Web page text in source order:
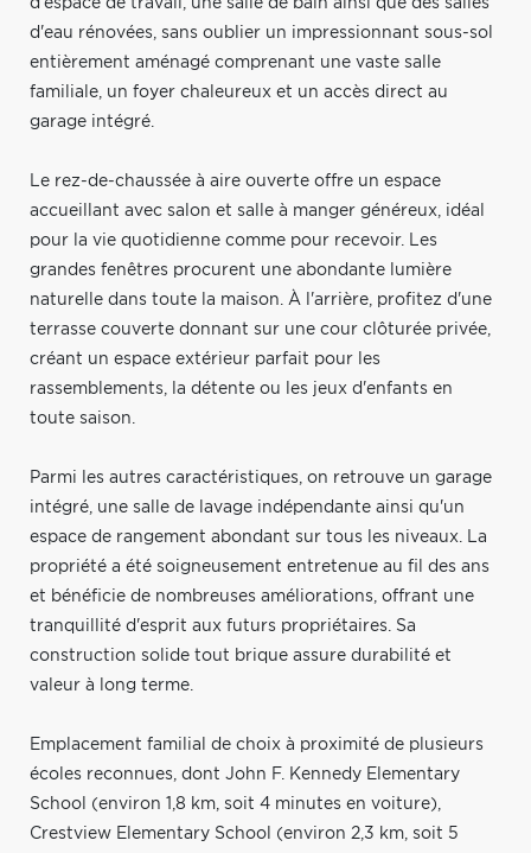
d'espace de travail, une salle de bain ainsi que des salles
d'eau rénovées, sans oublier un impressionnant sous-sol
entièrement aménagé comprenant une vaste salle
familiale, un foyer chaleureux et un accès direct au
garage intégré.
Le rez-de-chaussée à aire ouverte offre un espace
accueillant avec salon et salle à manger généreux, idéal
pour la vie quotidienne comme pour recevoir. Les
grandes fenêtres procurent une abondante lumière
naturelle dans toute la maison. À l'arrière, profitez d'une
terrasse couverte donnant sur une cour clôturée privée,
créant un espace extérieur parfait pour les
rassemblements, la détente ou les jeux d'enfants en
toute saison.
Parmi les autres caractéristiques, on retrouve un garage
intégré, une salle de lavage indépendante ainsi qu'un
espace de rangement abondant sur tous les niveaux. La
propriété a été soigneusement entretenue au fil des ans
et bénéficie de nombreuses améliorations, offrant une
tranquillité d'esprit aux futurs propriétaires. Sa
construction solide tout brique assure durabilité et
valeur à long terme.
Emplacement familial de choix à proximité de plusieurs
écoles reconnues, dont John F. Kennedy Elementary
School (environ 1,8 km, soit 4 minutes en voiture),
Crestview Elementary School (environ 2,3 km, soit 5